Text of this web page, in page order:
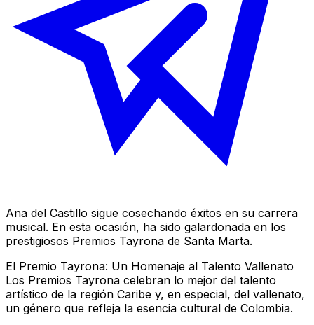
Ana del Castillo sigue cosechando éxitos en su carrera
musical. En esta ocasión, ha sido galardonada en los
prestigiosos Premios Tayrona de Santa Marta.
El Premio Tayrona: Un Homenaje al Talento Vallenato
Los Premios Tayrona celebran lo mejor del talento
artístico de la región Caribe y, en especial, del vallenato,
un género que refleja la esencia cultural de Colombia.